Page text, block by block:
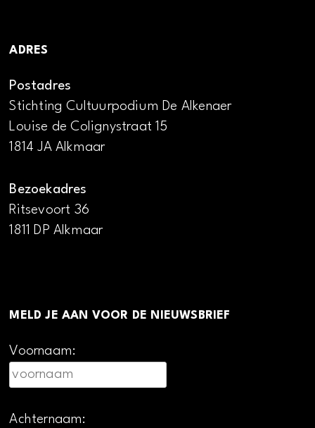
ADRES
Postadres
Stichting Cultuurpodium De Alkenaer
Louise de Colignystraat 15
1814 JA Alkmaar
Bezoekadres
Ritsevoort 36
1811 DP Alkmaar
MELD JE AAN VOOR DE NIEUWSBRIEF
Voornaam:
Achternaam: